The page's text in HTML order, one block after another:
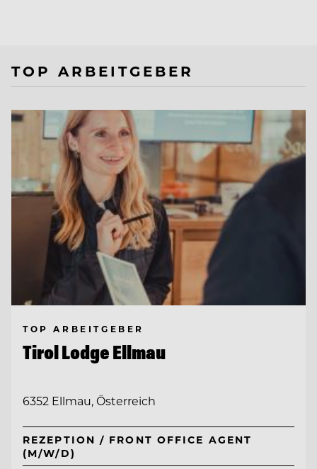
TOP ARBEITGEBER
TOP ARBEITGEBER
Tirol Lodge Ellmau
6352 Ellmau, Österreich
REZEPTION / FRONT OFFICE AGENT
(M/W/D)